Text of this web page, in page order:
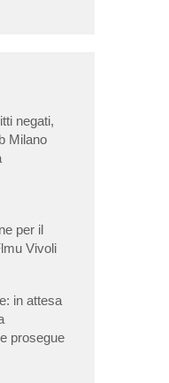
negati,
Milano
per il
Vivoli
in attesa
prosegue